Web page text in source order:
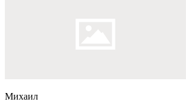
Михаил